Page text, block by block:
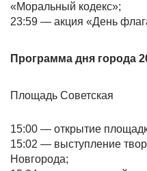
«Моральный кодекс»;
23:59 — акция «День
Программа дня города
Площадь Советская
15:00 — открытие
15:02 — выступление
Новгорода;